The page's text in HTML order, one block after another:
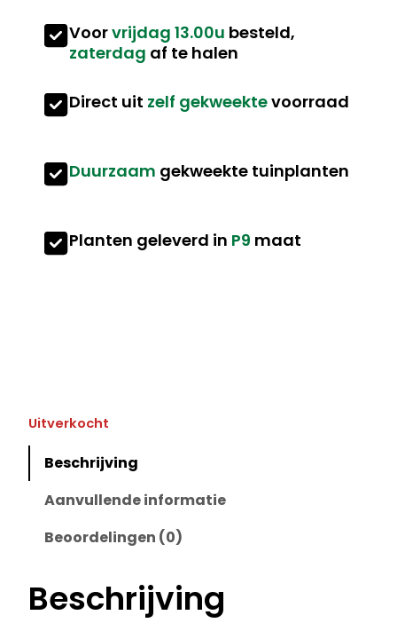
Voorvrijdag 13.00u besteld,
zaterdag af te halen
Direct uit zelf gekweektevoorraad
Duurzaam gekweekte tuinplanten
Planten geleverd in P9 maat
Uitverkocht
Beschrijving
Aanvullende informatie
Beoordelingen (0)
Beschrijving